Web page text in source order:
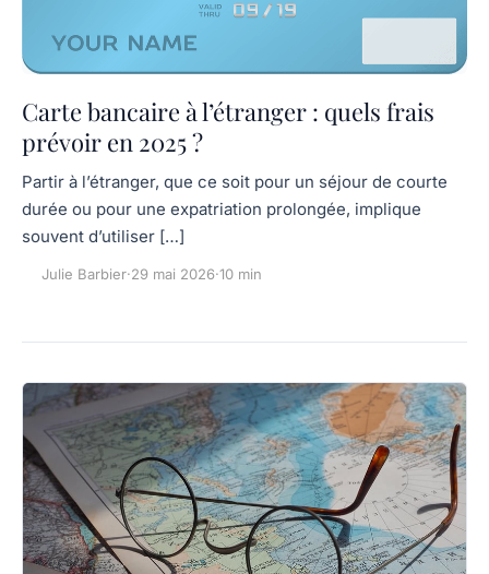
Carte bancaire à l’étranger : quels frais
prévoir en 2025 ?
Partir à l’étranger, que ce soit pour un séjour de courte
durée ou pour une expatriation prolongée, implique
souvent d’utiliser […]
Julie Barbier·29 mai 2026·10 min